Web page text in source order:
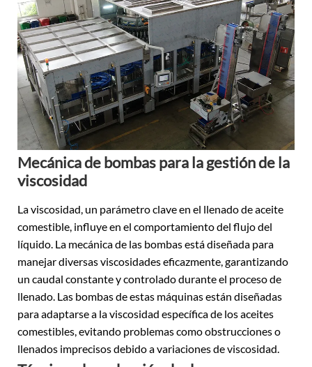
Mecánica de bombas para la gestión de la
viscosidad
La viscosidad, un parámetro clave en el llenado de aceite
comestible, influye en el comportamiento del flujo del
líquido. La mecánica de las bombas está diseñada para
manejar diversas viscosidades eficazmente, garantizando
un caudal constante y controlado durante el proceso de
llenado. Las bombas de estas máquinas están diseñadas
para adaptarse a la viscosidad específica de los aceites
comestibles, evitando problemas como obstrucciones o
llenados imprecisos debido a variaciones de viscosidad.